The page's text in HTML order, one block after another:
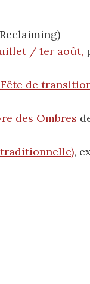
/ 1er août,
de
des Ombres
,